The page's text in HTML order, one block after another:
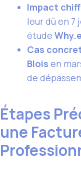
Impact
leur dû en 7
étude
Cas
Blois en
de
Étapes
une